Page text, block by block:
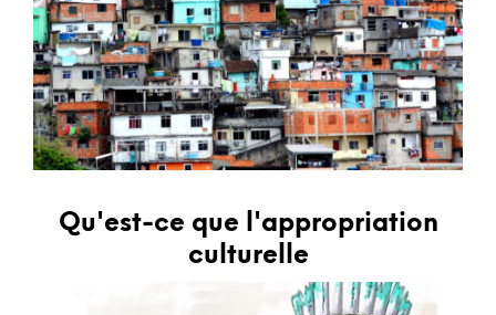
Qu'est-ce que l'appropriation
culturelle